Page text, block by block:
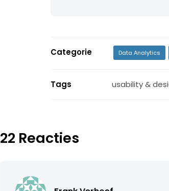
Categorie Data Analytics
Tags usability &
22 Reacties